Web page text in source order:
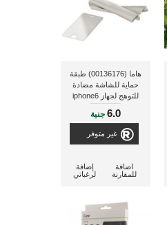
هاما (00136176) طبقة
حماية للشاشة مضادة
للتوهج لجهاز iphone6
plus6.0جنية
غير متوفر
إضافة
لرغباتي
اضافة
للمقارنة